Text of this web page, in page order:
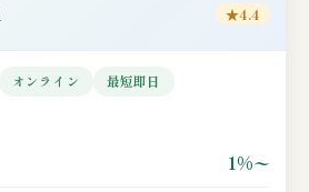
★4.4
オンライン
最短即日
1%〜